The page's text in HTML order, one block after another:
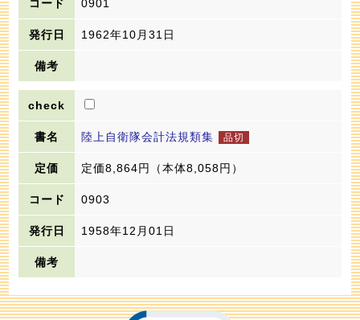
0901
1962年10月31日
陸上自衛隊会計法規類集
定価8,864円 （本体8,058円）
0903
1958年12月01日